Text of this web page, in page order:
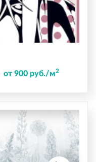
от 900 руб./м2